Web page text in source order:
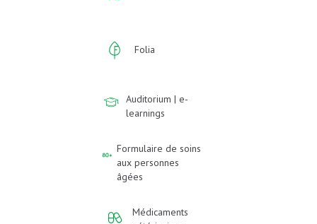
Folia
Auditorium | e-
learnings
Formulaire de soins
aux personnes
âgées
Médicaments